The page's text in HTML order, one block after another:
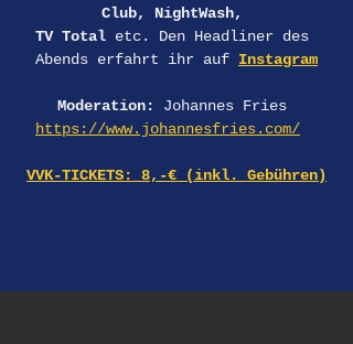
Club, NightWash,
TV Total etc. Den Headliner des
Abends erfahrt ihr auf Instagram
Moderation:
Johannes Fries
https://www.johannesfries.com/
VVK-TICKETS: 8,-€ (inkl. Gebühren)